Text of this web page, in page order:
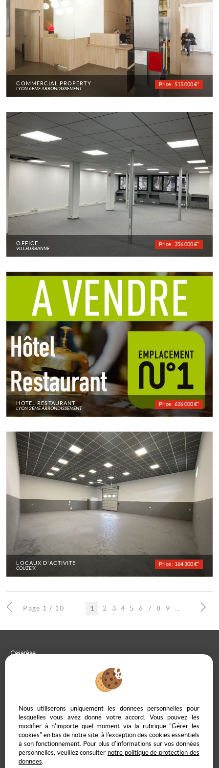
COMMERCIAL PROPERTY
LYON 6EME ARRONDISSEMENT
Price : 515 000 €*
OFFICE
VILLEURBANNE
Price : 356 000 €*
HOTEL RESTAURANT
LYON 2EME ARRONDISSEMENT
Price : 636 000 €*
LOCAUX D'ACTIVITÉ
COUZEIX
Price : 164 300 €*
Page 1 / 10 1 2 3 4 5 6 7 8 9
Casarèse
09 85 65 95 83
Legal Notice Data protection policy Manage cookies
Our Fee Schedule
Owner Extranet
Nous utiliserons uniquement les données personnelles pour
lesquelles vous avez donné votre accord. Vous pouvez les
modifier à n'importe quel moment via la rubrique "Gérer les
cookies" en bas de notre site, à l'exception des cookies essentiels
à son fonctionnement. Pour plus d'informations sur vos données
personnelles, veuillez consulter notre politique de protection des
données.